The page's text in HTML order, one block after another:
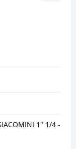
1" 1/4 -